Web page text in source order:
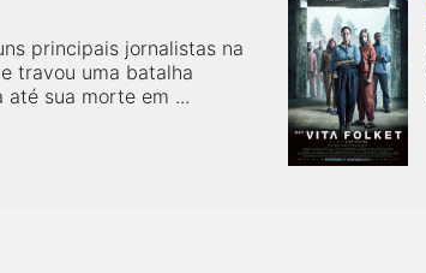
principais jornalistas na
travou uma batalha
até sua morte em ...